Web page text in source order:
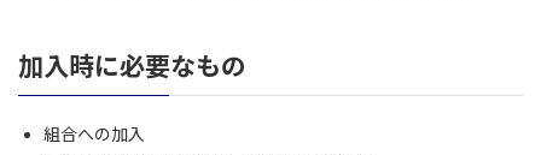
加入時に必要なもの
組合への加入